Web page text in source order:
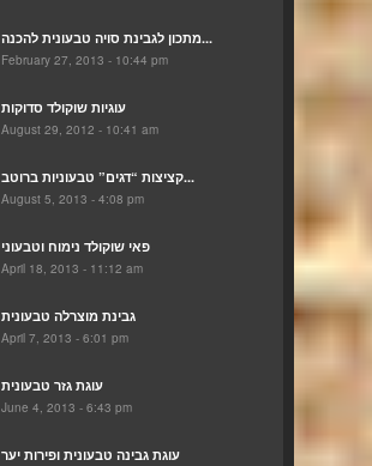
מתכון לגבינת סויה טבעונית להכנה...
February 27, 2013 - 10:44 pm
עוגיות שוקולד סדוקות
August 29, 2012 - 10:41 am
קציצות “דגים” טבעוניות ברוטב...
August 5, 2013 - 4:08 pm
פאי שוקולד נימוח וטבעוני
April 18, 2013 - 11:12 am
גבינת מוצרלה טבעונית
April 7, 2013 - 6:01 pm
עוגת גזר טבעונית
June 4, 2013 - 6:43 pm
עוגת גבינה טבעונית ופירות יער